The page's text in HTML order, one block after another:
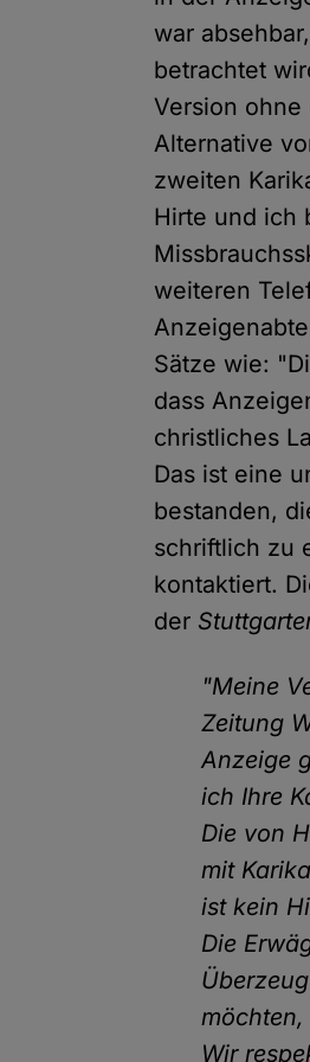
war
betrachtet
Version
Alternative
zweiten
Hirte und ich
weiteren
Sätze wie:
dass
christliches
Das ist eine
bestanden,
schriftlich zu
kontaktiert.
der
"Meine
Zeitung
Anzeige
ich Ihre
Die von
mit
ist kein
Die
Wir